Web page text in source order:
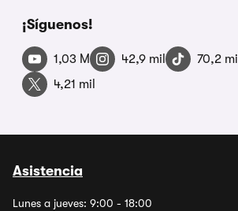
¡Síguenos!
1,03 M 42,9 mil 70,2 mil
4,21 mil
Asistencia
Lunes a jueves: 9:00 - 18:00